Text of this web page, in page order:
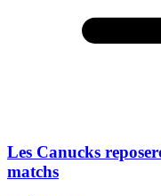
Les Canucks
matchs